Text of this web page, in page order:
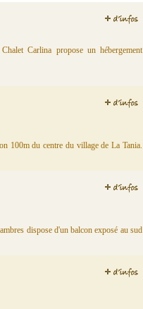
Carlina propose un hébergement
100m du centre du village de La Tania.
dispose d'un balcon exposé au sud